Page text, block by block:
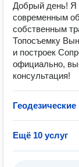
Добрый день! Я
современным
собственным
Топосъемку
и построек
официально,
консультация!
Ещё 10 услуг